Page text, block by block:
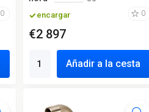
0 encargar 0
€2 897
Añadir a la cesta